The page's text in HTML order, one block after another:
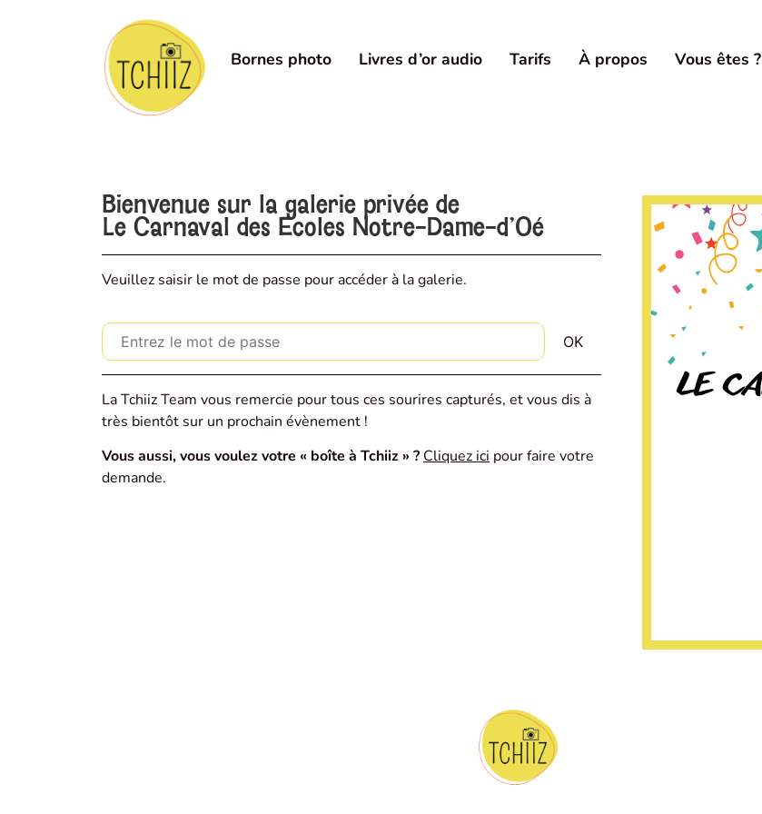
Bornes photo Livres d’or audio Tarifs À propos Vous êtes ?
Bienvenue sur la galerie privée de
Le Carnaval des Ecoles Notre-Dame-d'Oé
Veuillez saisir le mot de passe pour accéder à la galerie.
La Tchiiz Team vous remercie pour tous ces sourires capturés, et vous dis à
très bientôt sur un prochain évènement !
Vous aussi, vous voulez votre « boîte à Tchiiz » ? Cliquez ici pour faire votre
demande.